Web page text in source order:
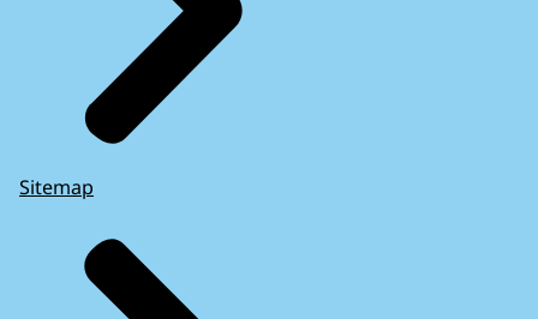
Sitemap